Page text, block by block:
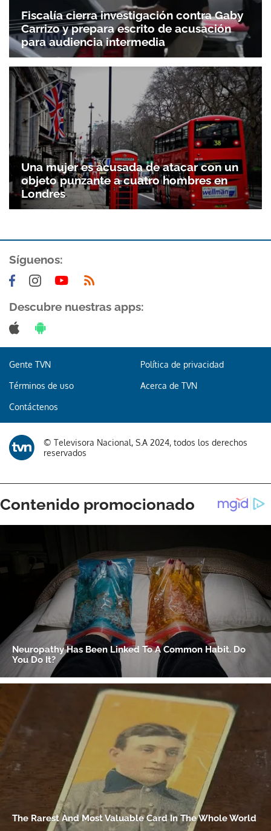
Gracias por suscribirte a nuestro boletín.
ACEPTAR
Fiscalía cierra investigación contra Gaby
Carrizo y prepara escrito de acusación
para audiencia intermedia
Una mujer es acusada de atacar con un
objeto punzante a cuatro hombres en
Londres
Síguenos:
Descubre nuestras apps:
Gente TVN Política de privacidad
Términos de uso Acerca de TVN
Contáctenos
© Televisora Nacional, S.A 2024, todos los derechos
reservados